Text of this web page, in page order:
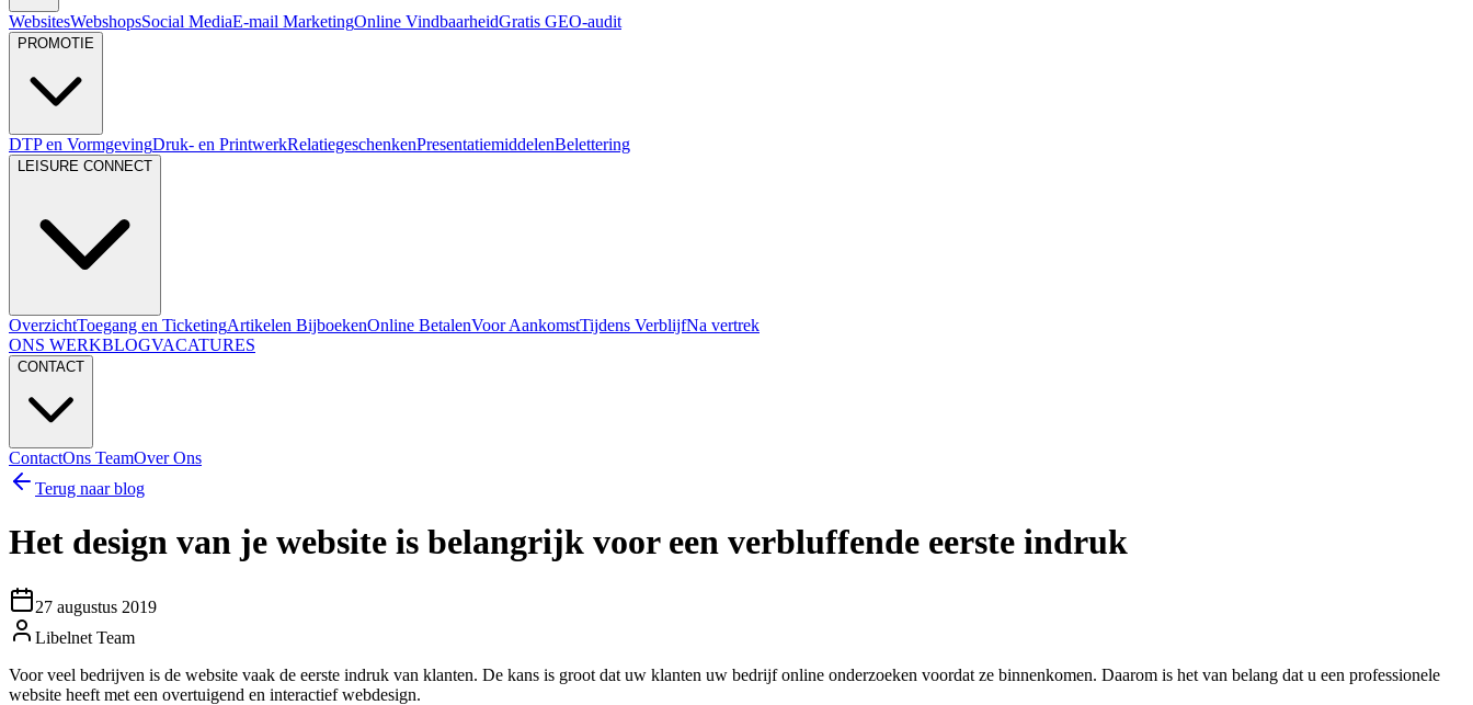
WebsitesWebshopsSocial MediaE-mail MarketingOnline VindbaarheidGratis GEO-audit
PROMOTIE
DTP en VormgevingDruk- en PrintwerkRelatiegeschenkenPresentatiemiddelenBelettering
LEISURE CONNECT
OverzichtToegang en TicketingArtikelen BijboekenOnline BetalenVoor AankomstTijdens VerblijfNa vertrek
ONS WERKBLOGVACATURES
CONTACT
ContactOns TeamOver Ons
Terug naar blog
Het design van je website is belangrijk voor een verbluffende eerste indruk
27 augustus 2019
Libelnet Team
Voor veel bedrijven is de website vaak de eerste indruk van klanten. De kans is groot dat uw klanten uw bedrijf online onderzoeken voordat ze binnenkomen. Daarom is het van belang dat u een professionele
website heeft met een overtuigend en interactief webdesign.